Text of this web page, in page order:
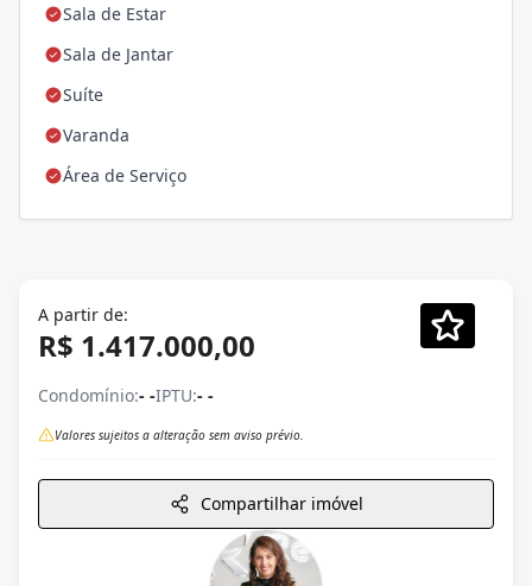
Sala de Estar
Sala de Jantar
Suíte
Varanda
Área de Serviço
A partir de:
R$ 1.417.000,00
Condomínio:- -IPTU:- -
Valores sujeitos a alteração sem aviso prévio.
Compartilhar imóvel